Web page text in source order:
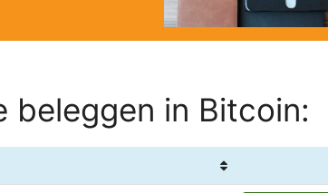
beleggen in Bitcoin: